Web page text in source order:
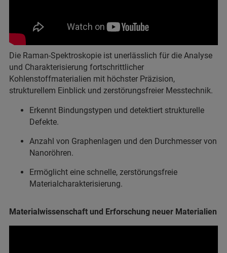
Die Raman-Spektroskopie ist unerlässlich für die Analyse
und Charakterisierung fortschrittlicher
Kohlenstoffmaterialien mit höchster Präzision,
strukturellem Einblick und zerstörungsfreier Messtechnik.
Erkennt Bindungstypen und detektiert strukturelle
Defekte.
Anzahl von Graphenlagen und den Durchmesser von
Nanoröhren.
Ermöglicht eine schnelle, zerstörungsfreie
Materialcharakterisierung.
Materialwissenschaft und Erforschung neuer Materialien